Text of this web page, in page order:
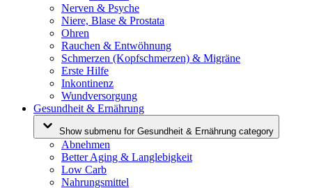
Nerven & Psyche
Niere, Blase & Prostata
Ohren
Rauchen & Entwöhnung
Schmerzen (Kopfschmerzen) & Migräne
Erste Hilfe
Inkontinenz
Wundversorgung
Gesundheit & Ernährung
Show submenu for Gesundheit & Ernährung category
Abnehmen
Better Aging & Langlebigkeit
Low Carb
Nahrungsmittel